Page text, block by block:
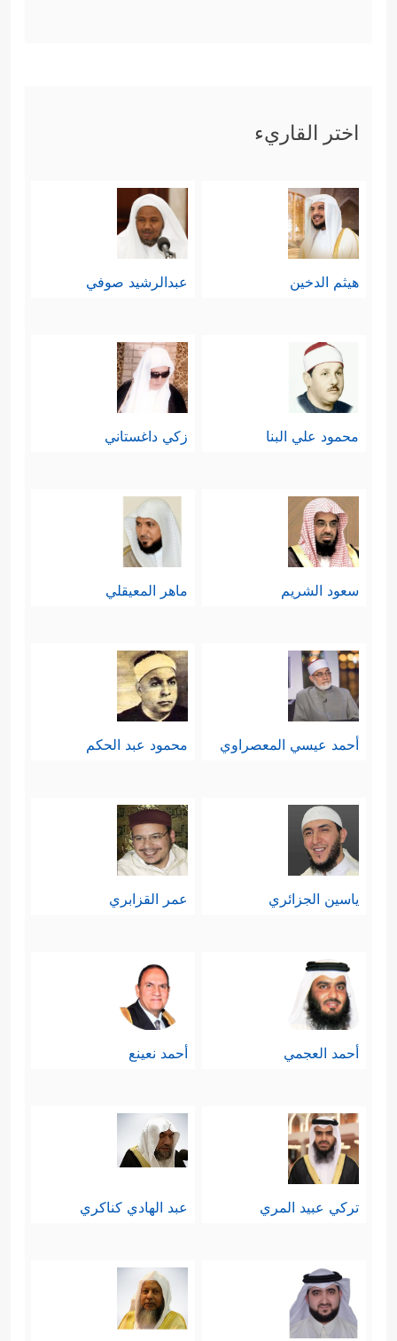
اختر القاريء
هيثم الدخين عبدالرشيد صوفي
محمود علي البنا زكي داغستاني
سعود الشريم ماهر المعيقلي
أحمد عيسي المعصراوي محمود عبد الحكم
ياسين الجزائري عمر القزابري
أحمد العجمي أحمد نعينع
تركي عبيد المري عبد الهادي كناكري